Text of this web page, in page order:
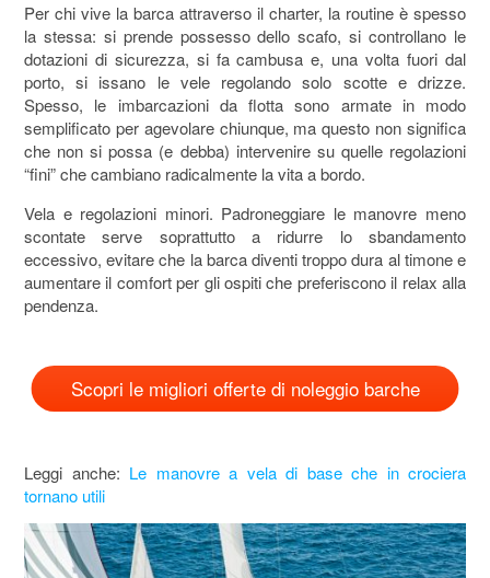
Per chi vive la barca attraverso il charter, la routine è spesso
la stessa: si prende possesso dello scafo, si controllano le
dotazioni di sicurezza, si fa cambusa e, una volta fuori dal
porto, si issano le vele regolando solo scotte e drizze.
Spesso, le imbarcazioni da flotta sono armate in modo
semplificato per agevolare chiunque, ma questo non significa
che non si possa (e debba) intervenire su quelle regolazioni
“fini” che cambiano radicalmente la vita a bordo.
Vela e regolazioni minori. Padroneggiare le manovre meno
scontate serve soprattutto a ridurre lo sbandamento
eccessivo, evitare che la barca diventi troppo dura al timone e
aumentare il comfort per gli ospiti che preferiscono il relax alla
pendenza.
Scopri le migliori offerte di noleggio barche
Leggi anche: Le manovre a vela di base che in crociera
tornano utili